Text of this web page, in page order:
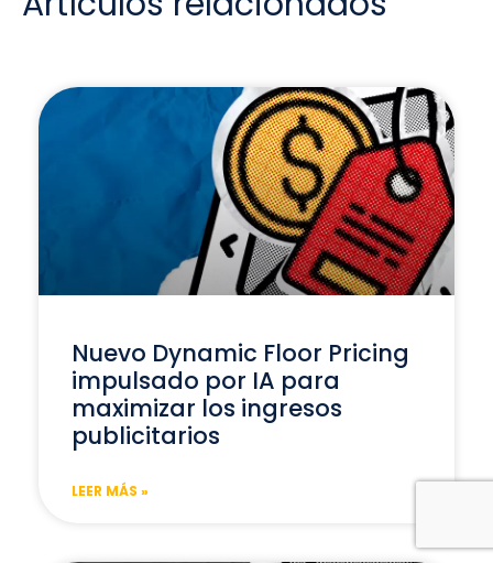
Nuevo Dynamic Floor Pricing
impulsado por IA para
maximizar los ingresos
publicitarios
LEER MÁS »